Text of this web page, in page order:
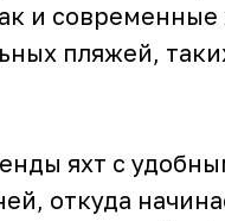
и
пляжей,
яхт с
откуда